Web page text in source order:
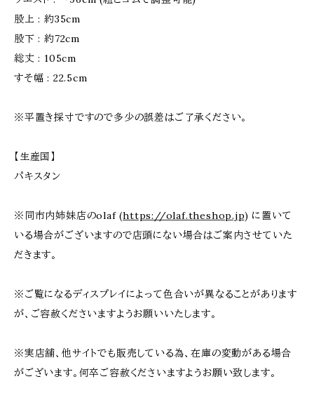
股上 : 約35cm
股下 : 約72cm
総丈 : 105cm
すそ幅 : 22.5cm
※平置き採寸ですので多少の誤差はご了承ください。
【生産国】
パキスタン
※同市内姉妹店のolaf (https://olaf.theshop.jp) に置いて
いる場合がございますので店頭にない場合はご案内させていた
だきます。
※ご覧になるディスプレイによって色合いが異なることがあります
が、ご容赦くださいますようお願いいたします。
※実店舗、他サイトでも販売している為、在庫の変動がある場合
がございます。何卒ご容赦くださいますようお願い致します。